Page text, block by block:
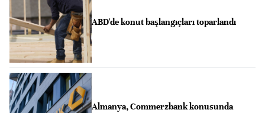
ABD'de konut başlangıçları toparlandı
Almanya, Commerzbank konusunda